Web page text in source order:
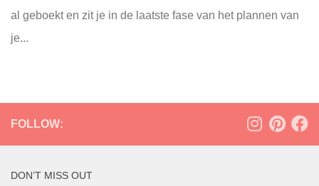
al geboekt en zit je in de laatste fase van het plannen van
je...
FOLLOW:
DON’T MISS OUT